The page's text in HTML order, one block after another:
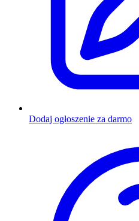
Dodaj ogłoszenie za darmo